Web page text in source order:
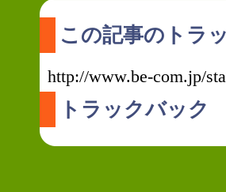
この記事のトラ
http://www.be-com.jp/
トラックバック